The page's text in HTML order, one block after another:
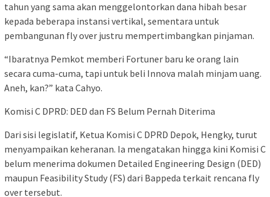
tahun yang sama akan menggelontorkan dana hibah besar
kepada beberapa instansi vertikal, sementara untuk
pembangunan fly over justru mempertimbangkan pinjaman.
“Ibaratnya Pemkot memberi Fortuner baru ke orang lain
secara cuma-cuma, tapi untuk beli Innova malah minjam uang.
Aneh, kan?” kata Cahyo.
Komisi C DPRD: DED dan FS Belum Pernah Diterima
Dari sisi legislatif, Ketua Komisi C DPRD Depok, Hengky, turut
menyampaikan keheranan. Ia mengatakan hingga kini Komisi C
belum menerima dokumen Detailed Engineering Design (DED)
maupun Feasibility Study (FS) dari Bappeda terkait rencana fly
over tersebut.